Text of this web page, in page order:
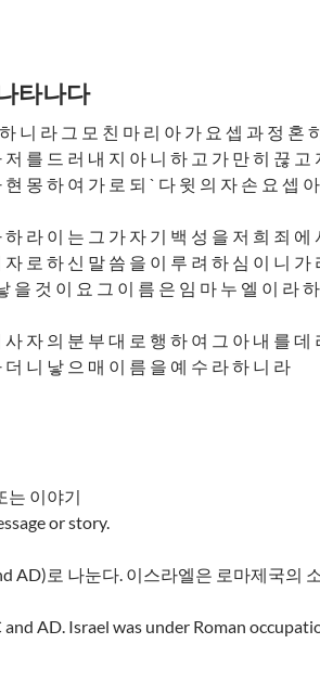
타나다
니 라 그 모 친 마 리 아 가 요 셉 과 정 혼
를 드 러 내 지 아 니 하 고 가 만 히 끊 고
몽 하 여 가 로 되 ` 다 윗 의 자 손 요 셉
라 이 는 그 가 자 기 백 성 을 저 희 죄 에
로 하 신 말 씀 을 이 루 려 하 심 이 니 가
을 것 이 요 그 이 름 은 임 마 누 엘 이 라
자 의 분 부 대 로 행 하 여 그 아 내 를 데
니 낳 으 매 이 름 을 예 수 라 하 니 라
는 이야기
or story.
AD)로 나눈다. 이스라엘은 로마제국의
AD. Israel was under Roman